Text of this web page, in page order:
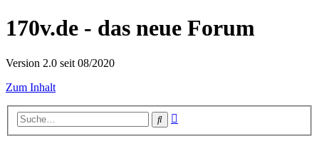
170v.de - das neue Forum
Version 2.0 seit 08/2020
Zum Inhalt
Suche